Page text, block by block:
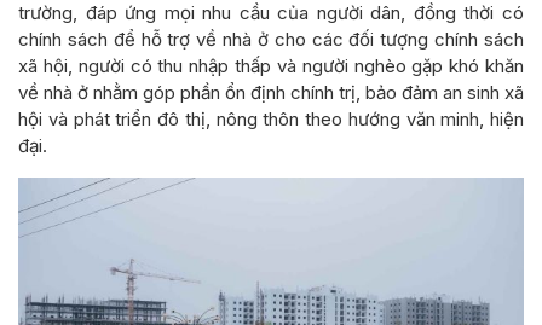
trường, đáp ứng mọi nhu cầu của người dân, đồng thời có
chính sách để hỗ trợ về nhà ở cho các đối tượng chính sách
xã hội, người có thu nhập thấp và người nghèo gặp khó khăn
về nhà ở nhằm góp phần ổn định chính trị, bảo đảm an sinh xã
hội và phát triển đô thị, nông thôn theo hướng văn minh, hiện
đại.